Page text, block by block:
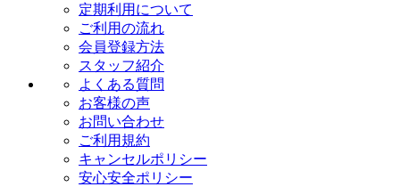
定期利用について
ご利用の流れ
会員登録方法
スタッフ紹介
よくある質問
お客様の声
お問い合わせ
ご利用規約
キャンセルポリシー
安心安全ポリシー